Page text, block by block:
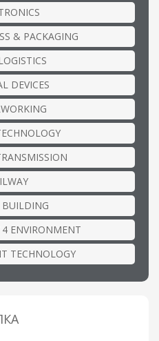
& PACKAGING
DEVICES
BUILDING
ENVIRONMENT
TECHNOLOGY